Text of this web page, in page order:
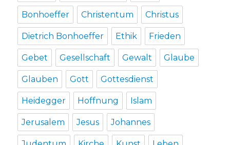
Bonhoeffer Christentum Christus
Dietrich Bonhoeffer Ethik Frieden
Gebet Gesellschaft Gewalt Glaube
Glauben Gott Gottesdienst
Heidegger Hoffnung Islam
Jerusalem Jesus Johannes